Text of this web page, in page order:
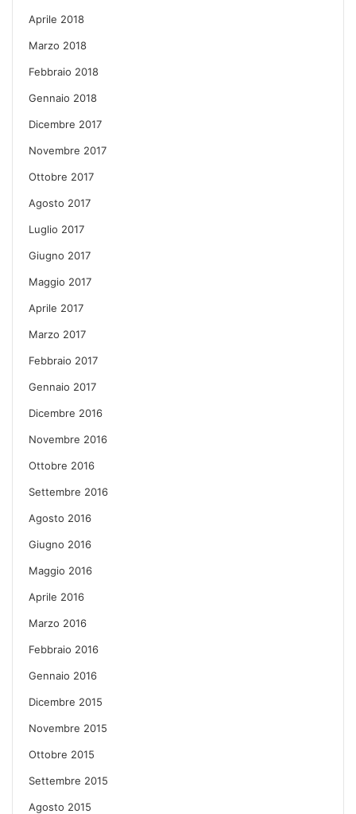
Aprile 2018
Marzo 2018
Febbraio 2018
Gennaio 2018
Dicembre 2017
Novembre 2017
Ottobre 2017
Agosto 2017
Luglio 2017
Giugno 2017
Maggio 2017
Aprile 2017
Marzo 2017
Febbraio 2017
Gennaio 2017
Dicembre 2016
Novembre 2016
Ottobre 2016
Settembre 2016
Agosto 2016
Giugno 2016
Maggio 2016
Aprile 2016
Marzo 2016
Febbraio 2016
Gennaio 2016
Dicembre 2015
Novembre 2015
Ottobre 2015
Settembre 2015
Agosto 2015